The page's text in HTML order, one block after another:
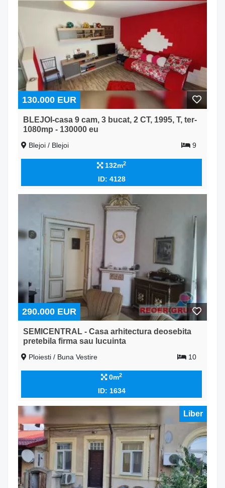
130.000 EUR
BLEJOI-casa 9 cam, 3 bucat, 2 CT, 1995, T, ter-
1080mp - 130000 eu
Blejoi / Blejoi 9
132m2
ID: 4128
290.000 EUR
SEMICENTRAL - Casa arhitectura deosebita
pretebila firma sau lucuinta
Ploiesti / Buna Vestire 10
0m2
ID: 1634
Liber